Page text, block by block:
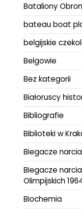
Bataliony
bateau boat
belgijskie
Belgowie
Bez kategorii
Białoruscy
Bibliografie
Biblioteki w
Biegacze
Biegacze
Olimpijskich
Biochemia